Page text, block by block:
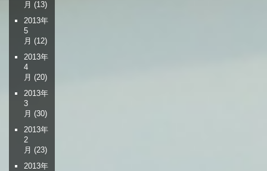
月 (13)
2013年
5
月 (12)
2013年
4
月 (20)
2013年
3
月 (30)
2013年
2
月 (23)
2013年